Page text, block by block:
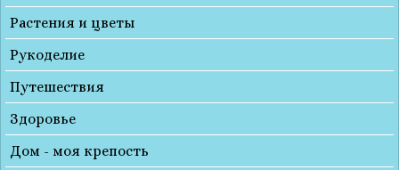
Растения и цветы
Рукоделие
Путешествия
Здоровье
Дом - моя крепость